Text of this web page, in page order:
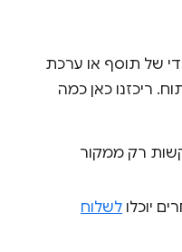
של תוסף או ערכת
ריכזנו כאן כמה
רק ממקור
יוכלו לשלוח